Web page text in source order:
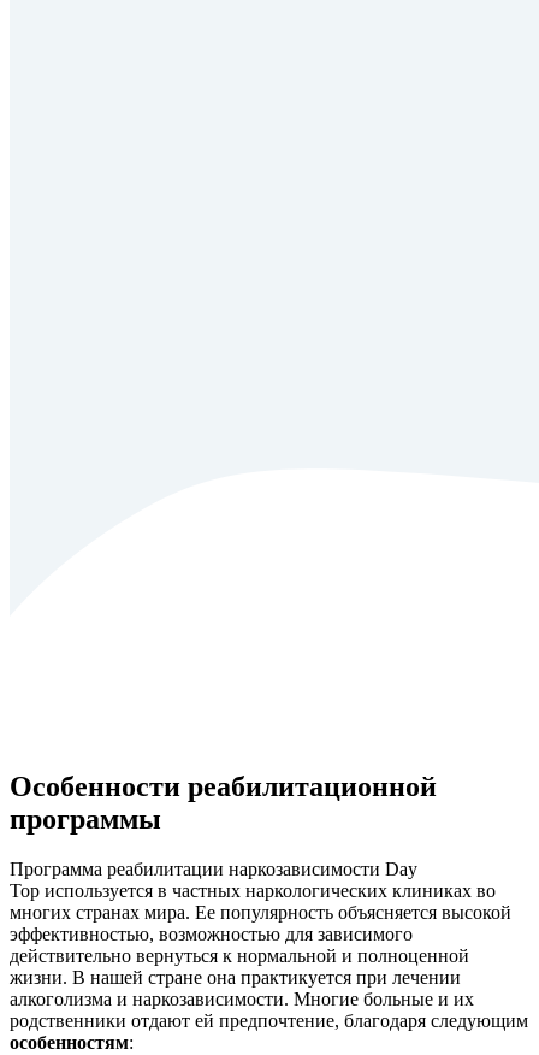
Особенности реабилитационной
программы
Программа реабилитации наркозависимости Day
Top используется в частных наркологических клиниках во
многих странах мира. Ее популярность объясняется высокой
эффективностью, возможностью для зависимого
действительно вернуться к нормальной и полноценной
жизни. В нашей стране она практикуется при лечении
алкоголизма и наркозависимости. Многие больные и их
родственники отдают ей предпочтение, благодаря следующим
особенностям: